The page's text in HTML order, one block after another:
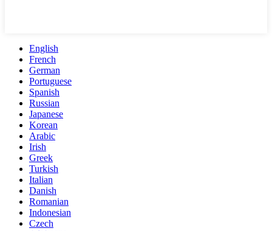
English
French
German
Portuguese
Spanish
Russian
Japanese
Korean
Arabic
Irish
Greek
Turkish
Italian
Danish
Romanian
Indonesian
Czech